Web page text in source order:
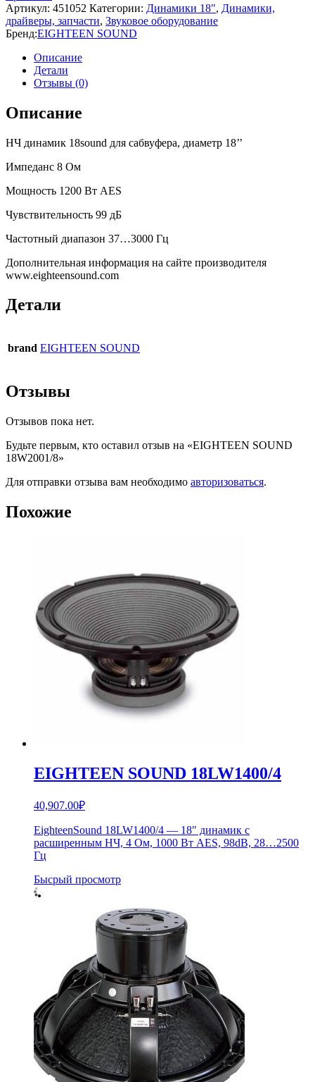
Артикул: 451052 Категории: Динамики 18", Динамики,
драйверы, запчасти, Звуковое оборудование
Бренд:EIGHTEEN SOUND
Описание
Детали
Отзывы (0)
Описание
НЧ динамик 18sound для сабвуфера, диаметр 18’’
Импеданс 8 Ом
Мощность 1200 Вт AES
Чувствительность 99 дБ
Частотный диапазон 37…3000 Гц
Дополнительная информация на сайте производителя
www.eighteensound.com
Детали
brand EIGHTEEN SOUND
Отзывы
Отзывов пока нет.
Будьте первым, кто оставил отзыв на «EIGHTEEN SOUND
18W2001/8»
Для отправки отзыва вам необходимо авторизоваться.
Похожие
EIGHTEEN SOUND 18LW1400/4
40,907.00₽
EighteenSound 18LW1400/4 — 18″ динамик с
расширенным НЧ, 4 Ом, 1000 Вт AES, 98dB, 28…2500
Гц
Бысрый просмотр